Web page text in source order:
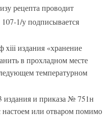
рецепта проводит
1/у подписывается
xiii издания «хранение
в прохладном месте
температурном
издания и приказа № 751н
настоем или отваром помимо